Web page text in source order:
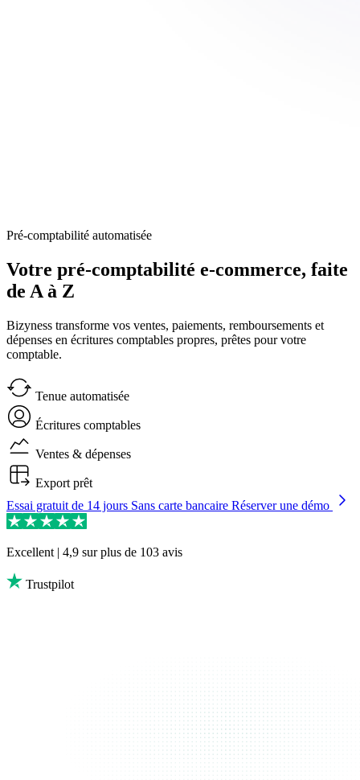
Pré-comptabilité automatisée
Votre pré-comptabilité e-commerce, faite
de A à Z
Bizyness transforme vos ventes, paiements, remboursements et
dépenses en écritures comptables propres, prêtes pour votre
comptable.
Tenue automatisée
Écritures comptables
Ventes & dépenses
Export prêt
Essai gratuit de 14 jours Sans carte bancaire Réserver une démo
Excellent | 4,9 sur plus de 103 avis
Trustpilot